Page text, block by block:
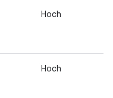
Hoch
Hoch